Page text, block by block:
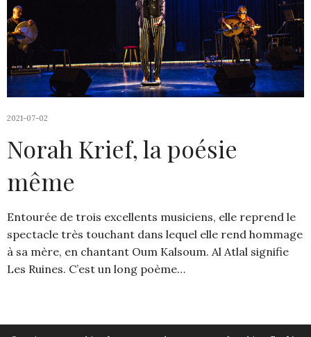
2021-07-02
Norah Krief, la poésie
même
Entourée de trois excellents musiciens, elle reprend le
spectacle très touchant dans lequel elle rend hommage
à sa mère, en chantant Oum Kalsoum. Al Atlal signifie
Les Ruines. C’est un long poème…